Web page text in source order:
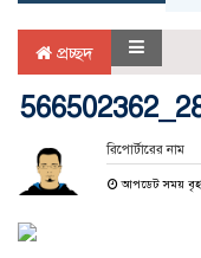
প্রচ্ছদ
রিপোর্টারের নাম
আপডেট সময়